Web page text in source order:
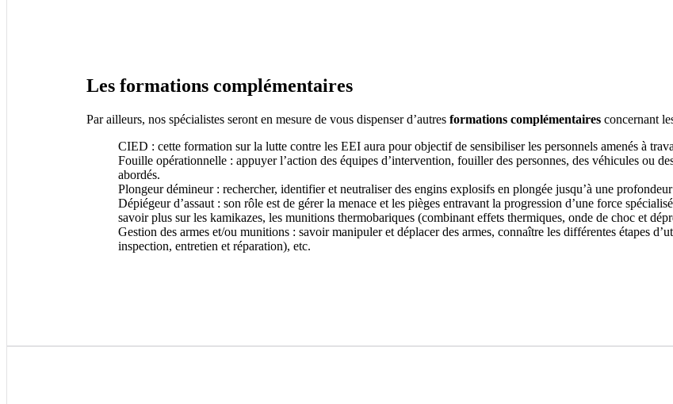
Les formations complémentaires
Par ailleurs, nos spécialistes seront en mesure de vous dispenser d’autres formations complémentaires concernant
CIED : cette formation sur la lutte contre les EEI aura pour objectif de sensibiliser les personnels amenés à
Fouille opérationnelle : appuyer l’action des équipes d’intervention, fouiller des personnes, des véhicules ou
abordés.
Plongeur démineur : rechercher, identifier et neutraliser des engins explosifs en plongée jusqu’à une
Dépiégeur d’assaut : son rôle est de gérer la menace et les pièges entravant la progression d’une force
savoir plus sur les kamikazes, les munitions thermobariques (combinant effets thermiques, onde de choc et
Gestion des armes et/ou munitions : savoir manipuler et déplacer des armes, connaître les différentes étapes
inspection, entretien et réparation), etc.